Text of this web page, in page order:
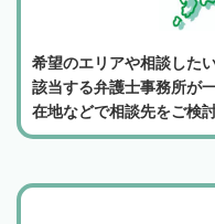
希望のエリアや相談した
該当する弁護士事務所が
在地などで相談先をご検